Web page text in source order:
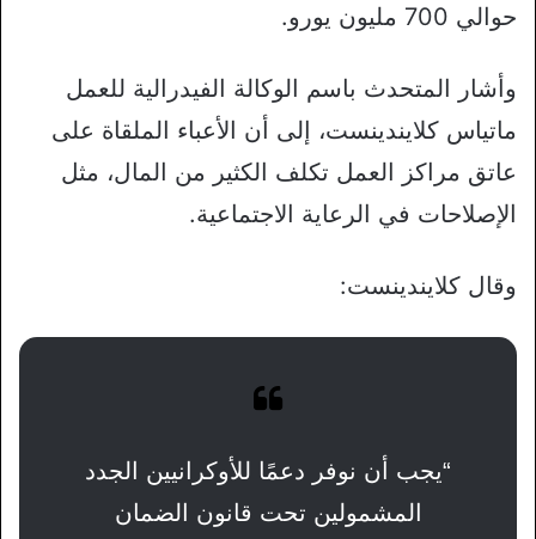
حوالي 700 مليون يورو.
وأشار المتحدث باسم الوكالة الفيدرالية للعمل
ماتياس كلايندينست، إلى أن الأعباء الملقاة على
عاتق مراكز العمل تكلف الكثير من المال، مثل
الإصلاحات في الرعاية الاجتماعية.
وقال كلايندينست:
“يجب أن نوفر دعمًا للأوكرانيين الجدد
المشمولين تحت قانون الضمان